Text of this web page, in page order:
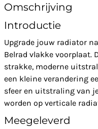
Omschrijving
Introductie
Upgrade jouw radiator
Belrad vlakke voorplaat.
strakke, moderne
een kleine verandering
sfeer en uitstraling van
worden op verticale
Meegeleverd